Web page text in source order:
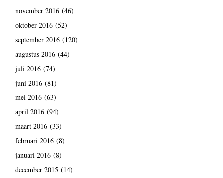
november 2016(46)
oktober 2016(52)
september 2016(120)
augustus 2016(44)
juli 2016(74)
juni 2016(81)
mei 2016(63)
april 2016(94)
maart 2016(33)
februari 2016(8)
januari 2016(8)
december 2015 (14)